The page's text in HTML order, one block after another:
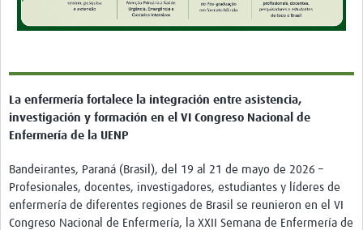
La enfermería fortalece la integración entre asistencia,
investigación y formación en el VI Congreso Nacional de
Enfermería de la UENP
Bandeirantes, Paraná (Brasil), del 19 al 21 de mayo de 2026 –
Profesionales, docentes, investigadores, estudiantes y líderes de
enfermería de diferentes regiones de Brasil se reunieron en el VI
Congreso Nacional de Enfermería, la XXII Semana de Enfermería de